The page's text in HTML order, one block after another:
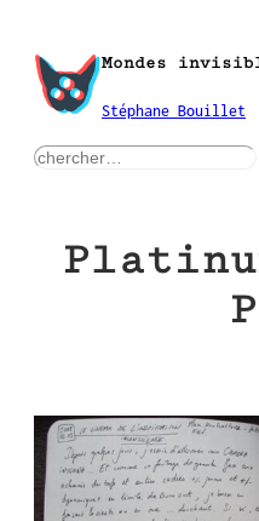
contenu
Mondes
Stéphane Bouillet
rechercher